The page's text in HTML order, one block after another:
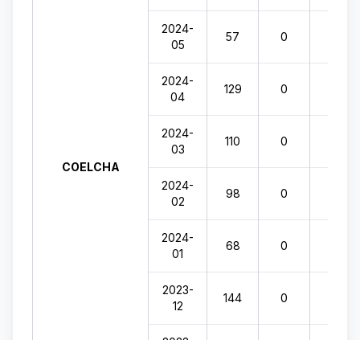
COELCHA
2024-
05
57 0
2024-
04
129 0
2024-
03
110 0
2024-
02
98 0
2024-
01
68 0
2023-
12
144 0